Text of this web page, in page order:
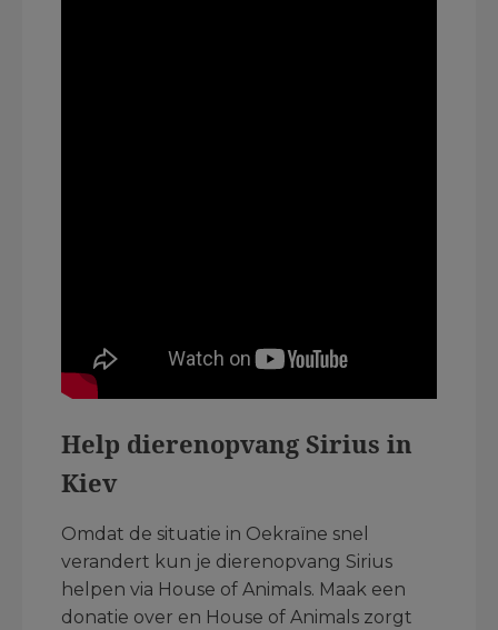
Help dierenopvang Sirius in
Kiev
Omdat de situatie in Oekraïne snel
verandert kun je dierenopvang Sirius
helpen via House of Animals. Maak een
donatie over en House of Animals zorgt